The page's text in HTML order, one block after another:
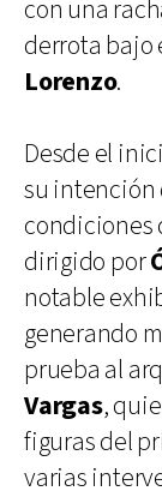
con una
derrota bajo
Lorenzo.
Desde el
su intención
condiciones
dirigido por
notable
generando
prueba al
Vargas,
figuras del
varias